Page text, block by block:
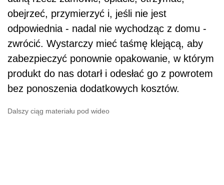
obejrzeć, przymierzyć i, jeśli nie jest
odpowiednia - nadal nie wychodząc z domu -
zwrócić. Wystarczy mieć taśmę klejącą, aby
zabezpieczyć ponownie opakowanie, w którym
produkt do nas dotarł i odesłać go z powrotem
bez ponoszenia dodatkowych kosztów.
Dalszy ciąg materiału pod wideo